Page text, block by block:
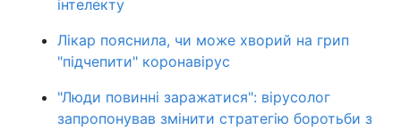
інтелекту
Лікар пояснила, чи може хворий на грип
"підчепити" коронавірус
"Люди повинні заражатися": вірусолог
запропонував змінити стратегію боротьби з